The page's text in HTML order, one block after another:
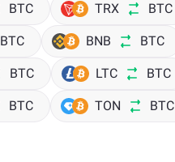
BTC TRX BTC
BTC BNB BTC
BTC LTC BTC
BTC TON BTC